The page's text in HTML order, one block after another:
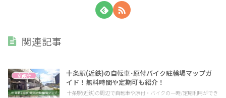
関連記事
京都府
十条駅(近鉄)の自転車･原付バイク駐輪場マップガ
イド！無料時間や定期可も紹介！
十条駅(近鉄)の周辺で自転車や原付・バイクの一時/定期利用ができ